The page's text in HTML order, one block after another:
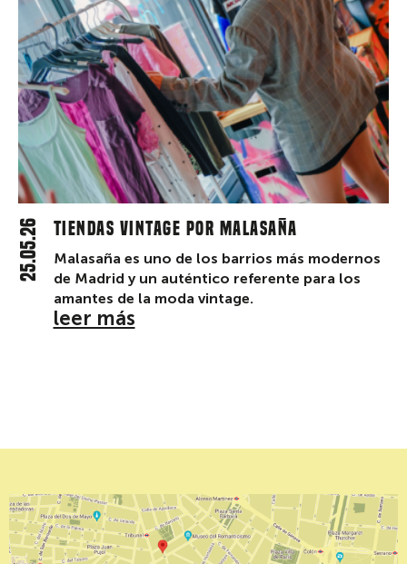
Tiendas vintage por Malasaña
25.05.26
Malasaña es uno de los barrios más modernos
de Madrid y un auténtico referente para los
amantes de la moda vintage.
leer más